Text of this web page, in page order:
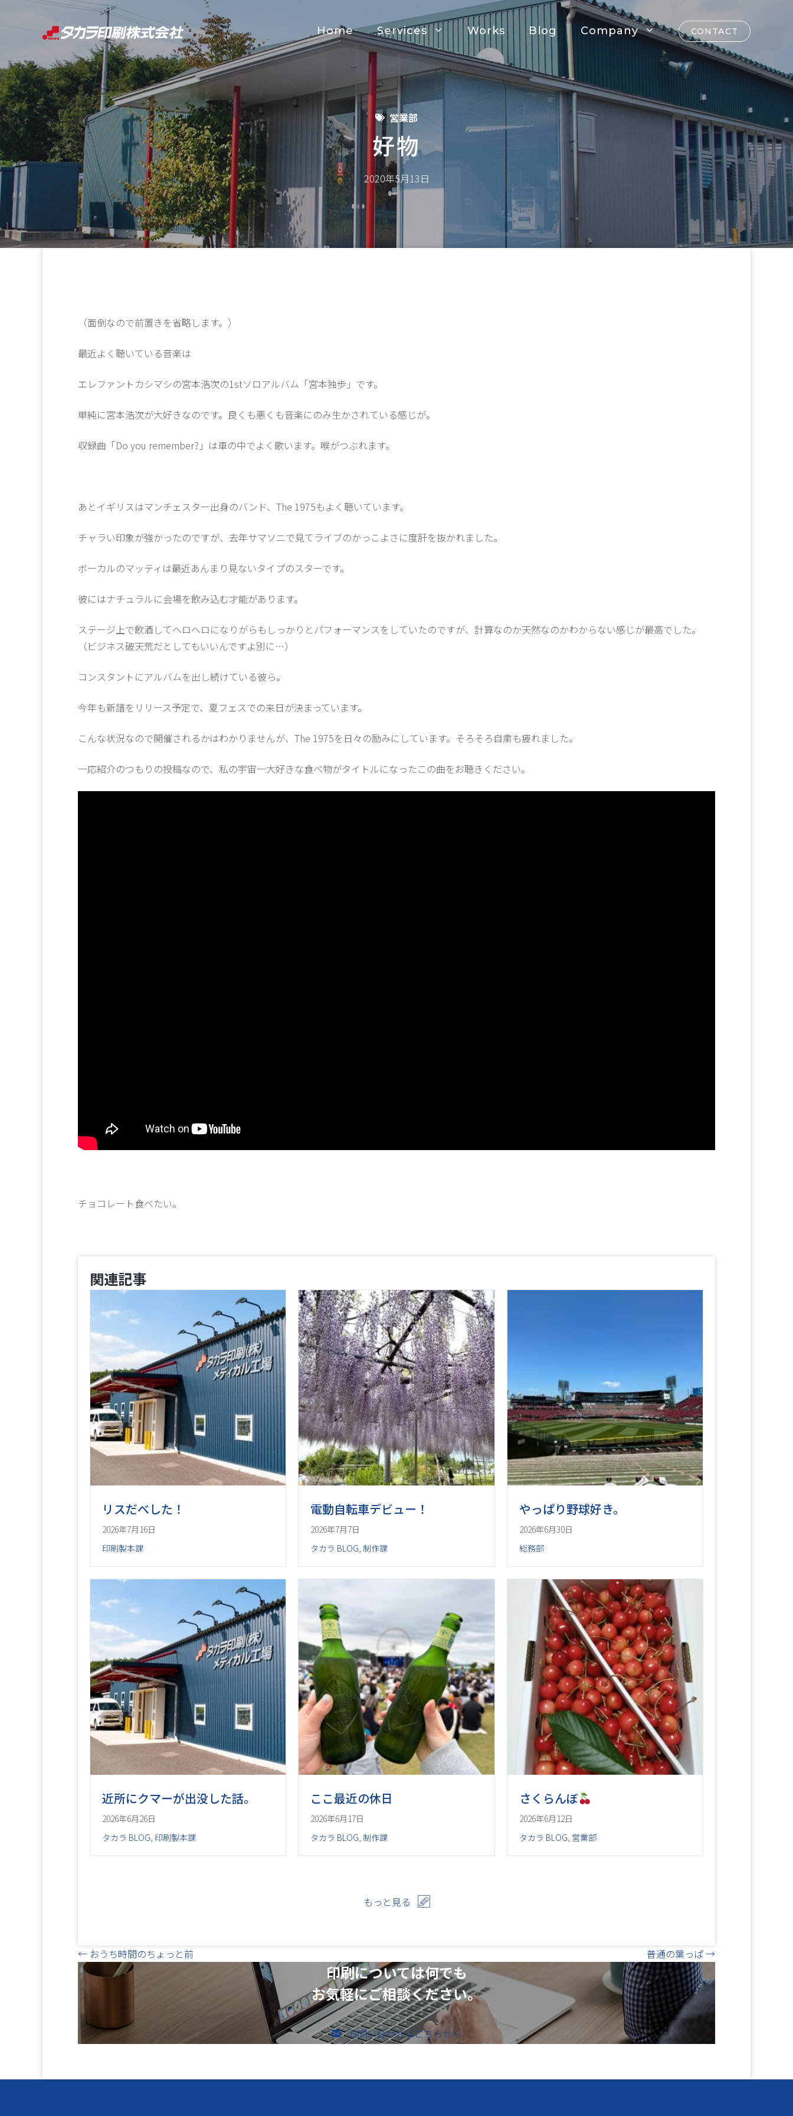
ン
ツ
へ
ス
キ
ッ
プ
Home Services Works Blog Company CONTACT
営業部
好物
2020年5月13日
（面倒なので前置きを省略します。）
最近よく聴いている音楽は
エレファントカシマシの宮本浩次の1stソロアルバム「宮本独歩」です。
単純に宮本浩次が大好きなのです。良くも悪くも音楽にのみ生かされている感じが。
収録曲「Do you remember?」は車の中でよく歌います。喉がつぶれます。
あとイギリスはマンチェスター出身のバンド、The 1975もよく聴いています。
チャラい印象が強かったのですが、去年サマソニで見てライブのかっこよさに度肝を抜かれました。
ボーカルのマッティは最近あんまり見ないタイプのスターです。
彼にはナチュラルに会場を飲み込む才能があります。
ステージ上で飲酒してヘロヘロになりがらもしっかりとパフォーマンスをしていたのですが、計算なのか天然なのかわからない感じが最高でした。
（ビジネス破天荒だとしてもいいんですよ別に…）
コンスタントにアルバムを出し続けている彼ら。
今年も新譜をリリース予定で、夏フェスでの来日が決まっています。
こんな状況なので開催されるかはわかりませんが、The 1975を日々の励みにしています。そろそろ自粛も疲れました。
一応紹介のつもりの投稿なので、私の宇宙一大好きな食べ物がタイトルになったこの曲をお聴きください。
チョコレート食べたい。
関連記事
リスだべした！
2026年7月16日
印刷製本課
電動自転車デビュー！
2026年7月7日
タカラ BLOG ,制作課
やっぱり野球好き。
2026年6月30日
総務部
近所にクマーが出没した話。
2026年6月26日
タカラ BLOG, 印刷製本課
ここ最近の休日
2026年6月17日
タカラ BLOG,制作課
さくらんぼ
2026年6月12日
タカラ BLOG, 営業部
もっと見る
Posts
navigation
← おうち時間のちょっと前 普通の葉っぱ →
印刷については何でも
お気軽にご相談ください。
お問い合わせはこちらから